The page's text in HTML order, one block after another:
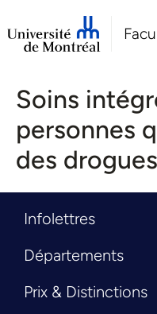
Soins
personnes
des drogues
Infolettres
Départements
Prix & Distinctions